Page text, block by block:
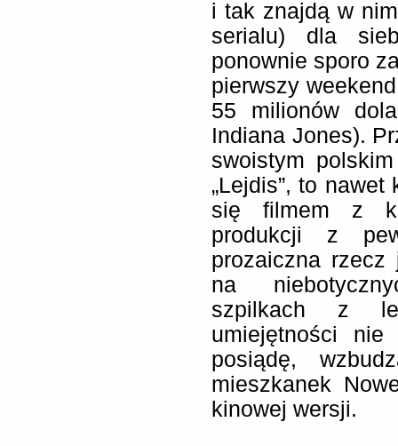
i tak znajdą w
serialu) dla
ponownie sporo
pierwszy
55 milionów
Indiana Jones).
swoistym
„Lejdis”, to
się filmem z
produkcji z
prozaiczna rzecz
na
szpilkach z
umiejętności
posiądę,
mieszkanek
kinowej wersji.